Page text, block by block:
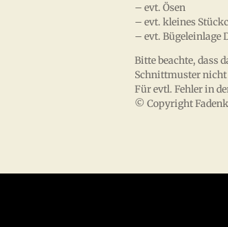
– evt. Ösen
– evt. kleines
– evt. Bügeleinlage
Bitte beachte, dass
Schnittmuster nicht
Für evtl. Fehler in
© Copyright